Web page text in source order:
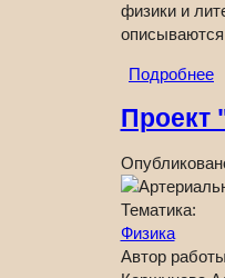
физики и
Подробнее
Проект
Тематика:
Физика
Автор